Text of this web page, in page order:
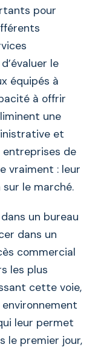
pour
le
équipés à
à offrir
une
et
de
vraiment : leur
le marché.
un bureau
dans un
commercial
les plus
cette voie,
leur permet
le premier jour,